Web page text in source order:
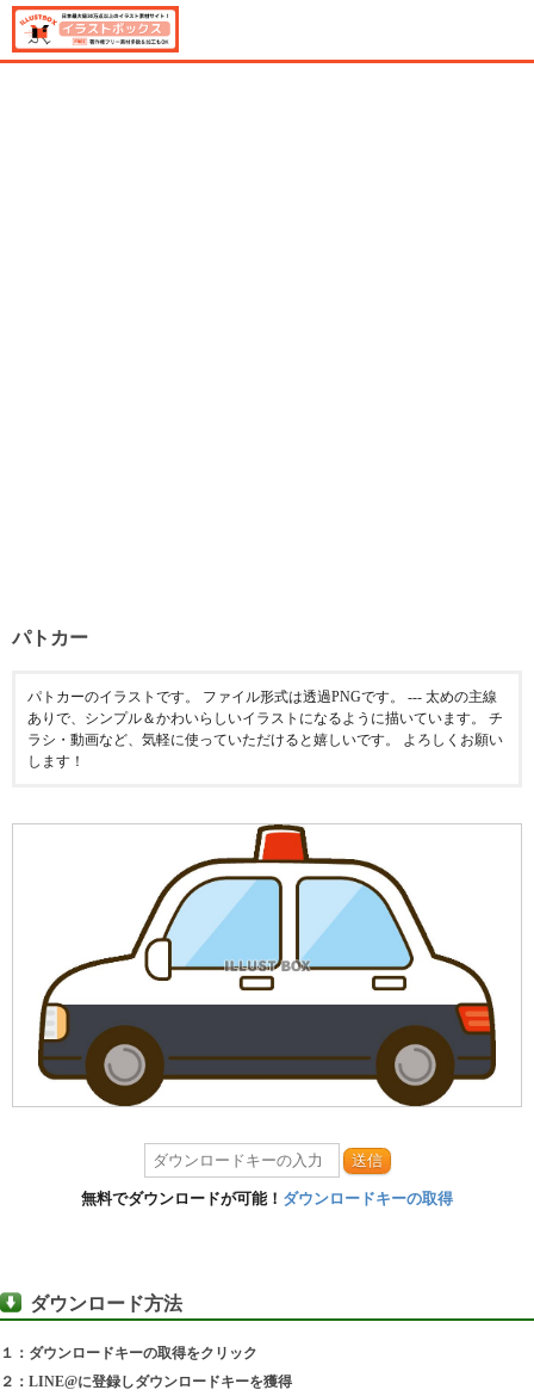
パトカー
パトカーのイラストです。 ファイル形式は透過PNGです。 --- 太めの主線
ありで、シンプル＆かわいらしいイラストになるように描いています。 チ
ラシ・動画など、気軽に使っていただけると嬉しいです。 よろしくお願い
します！
送信
無料でダウンロードが可能！ ダウンロードキーの取得
ダウンロード方法
１：ダウンロードキーの取得をクリック
２：LINE@に登録しダウンロードキーを獲得